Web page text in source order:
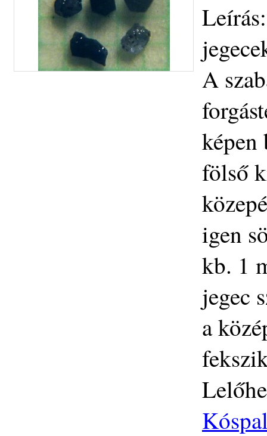
A
képen
fölső
igen
kb. 1
jegec
a